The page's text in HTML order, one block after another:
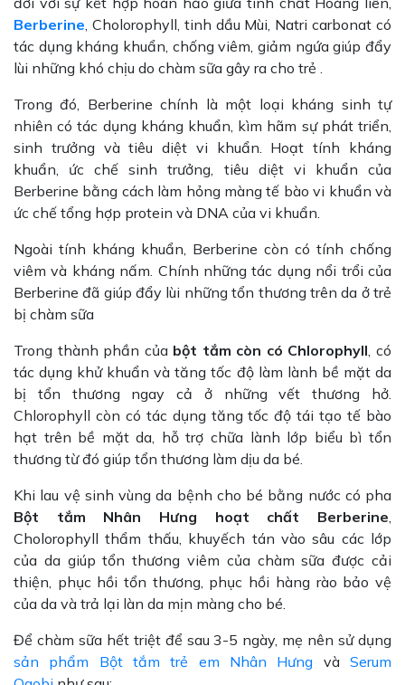
Berberine , Cholorophyll, tinh dầu Mùi, Natri carbonat có
tác dụng kháng khuẩn, chống viêm, giảm ngứa giúp đẩy
lùi những khó chịu do chàm sữa gây ra cho trẻ .
Trong đó, Berberine chính là một loại kháng sinh tự
nhiên có tác dụng kháng khuẩn, kìm hãm sự phát triển,
sinh trưởng và tiêu diệt vi khuẩn. Hoạt tính kháng
khuẩn, ức chế sinh trưởng, tiêu diệt vi khuẩn của
Berberine bằng cách làm hỏng màng tế bào vi khuẩn và
ức chế tổng hợp protein và DNA của vi khuẩn.
Ngoài tính kháng khuẩn, Berberine còn có tính chống
viêm và kháng nấm. Chính những tác dụng nổi trổi của
Berberine đã giúp đẩy lùi những tổn thương trên da ở trẻ
bị chàm sữa
Trong thành phần của bột tắm còn có Chlorophyll , có
tác dụng khử khuẩn và tăng tốc độ làm lành bề mặt da
bị tổn thương ngay cả ở những vết thương hở.
Chlorophyll còn có tác dụng tăng tốc độ tái tạo tế bào
hạt trên bề mặt da, hỗ trợ chữa lành lớp biểu bì tổn
thương từ đó giúp tổn thương làm dịu da bé.
Khi lau vệ sinh vùng da bệnh cho bé bằng nước có pha
Bột tắm Nhân Hưng hoạt chất Berberine
Cholorophyll thẩm thấu, khuyếch tán vào sâu các lớp
của da giúp tổn thương viêm của chàm sữa được cải
thiện, phục hồi tổn thương, phục hồi hàng rào bảo vệ
của da và trả lại làn da mịn màng cho bé.
Để chàm sữa hết triệt để sau 3-5 ngày, mẹ nên sử dụng
sản phẩm Bột tắm trẻ em Nhân Hưng vàSerum